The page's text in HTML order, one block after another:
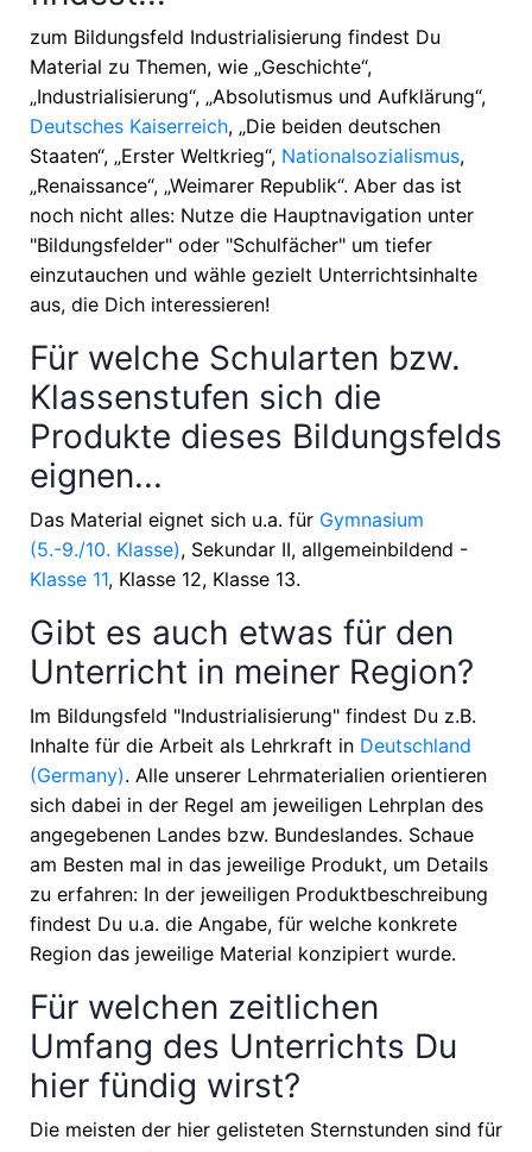
zum Bildungsfeld Industrialisierung findest Du
Material zu Themen, wie „Geschichte“,
„Industrialisierung“, „Absolutismus und Aufklärung“,
Deutsches Kaiserreich, „Die beiden deutschen
Staaten“, „Erster Weltkrieg“, Nationalsozialismus,
„Renaissance“, „Weimarer Republik“. Aber das ist
noch nicht alles: Nutze die Hauptnavigation unter
"Bildungsfelder" oder "Schulfächer" um tiefer
einzutauchen und wähle gezielt Unterrichtsinhalte
aus, die Dich interessieren!
Für welche Schularten bzw.
Klassenstufen sich die
Produkte dieses Bildungsfelds
eignen...
Das Material eignet sich u.a. für Gymnasium
(5.-9./10. Klasse), Sekundar II, allgemeinbildend -
Klasse 11, Klasse 12, Klasse 13.
Gibt es auch etwas für den
Unterricht in meiner Region?
Im Bildungsfeld "Industrialisierung" findest Du z.B.
Inhalte für die Arbeit als Lehrkraft in Deutschland
(Germany). Alle unserer Lehrmaterialien orientieren
sich dabei in der Regel am jeweiligen Lehrplan des
angegebenen Landes bzw. Bundeslandes. Schaue
am Besten mal in das jeweilige Produkt, um Details
zu erfahren: In der jeweiligen Produktbeschreibung
findest Du u.a. die Angabe, für welche konkrete
Region das jeweilige Material konzipiert wurde.
Für welchen zeitlichen
Umfang des Unterrichts Du
hier fündig wirst?
Die meisten der hier gelisteten Sternstunden sind für